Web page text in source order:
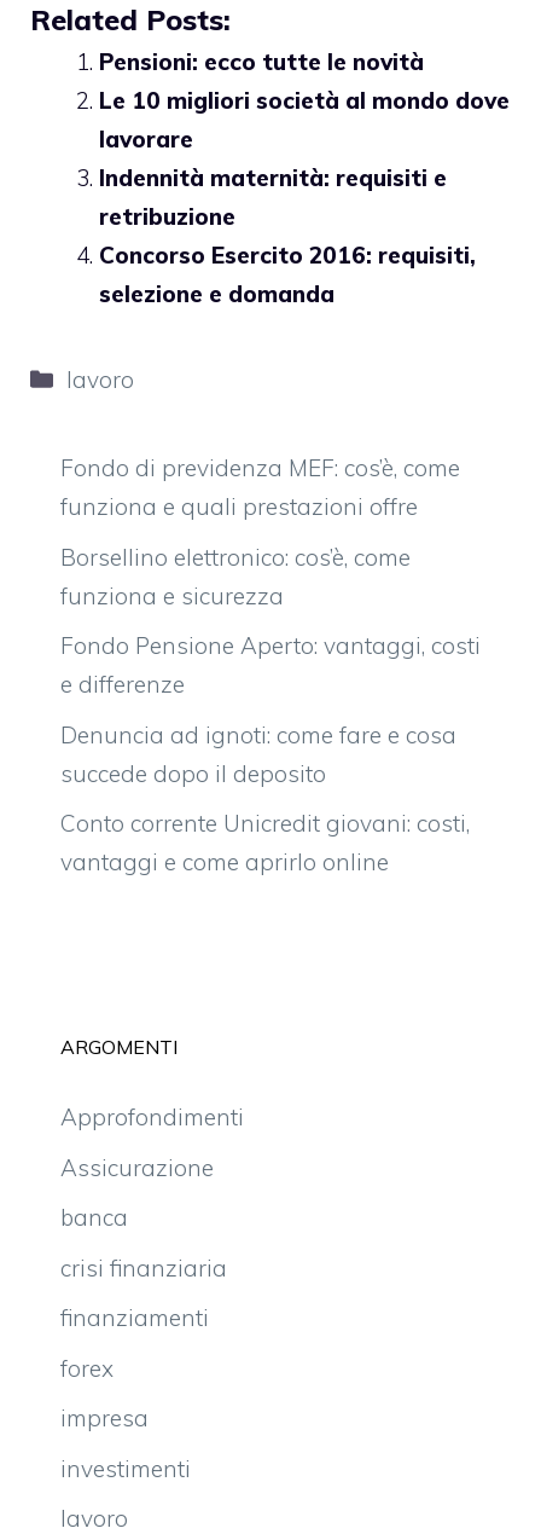
Related Posts:
Pensioni: ecco tutte le novità
Le 10 migliori società al mondo dove
lavorare
Indennità maternità: requisiti e
retribuzione
Concorso Esercito 2016: requisiti,
selezione e domanda
Categorie
lavoro
Fondo di previdenza MEF: cos’è, come
funziona e quali prestazioni offre
Borsellino elettronico: cos’è, come
funziona e sicurezza
Fondo Pensione Aperto: vantaggi, costi
e differenze
Denuncia ad ignoti: come fare e cosa
succede dopo il deposito
Conto corrente Unicredit giovani: costi,
vantaggi e come aprirlo online
ARGOMENTI
Approfondimenti
Assicurazione
banca
crisi finanziaria
finanziamenti
forex
impresa
investimenti
lavoro